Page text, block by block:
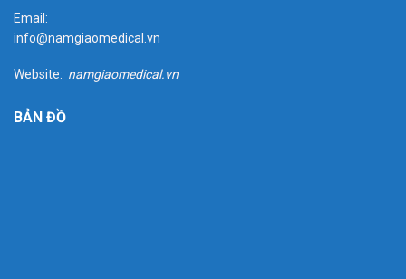
Email:
info@namgiaomedical.vn
Website: namgiaomedical.vn
BẢN ĐỒ